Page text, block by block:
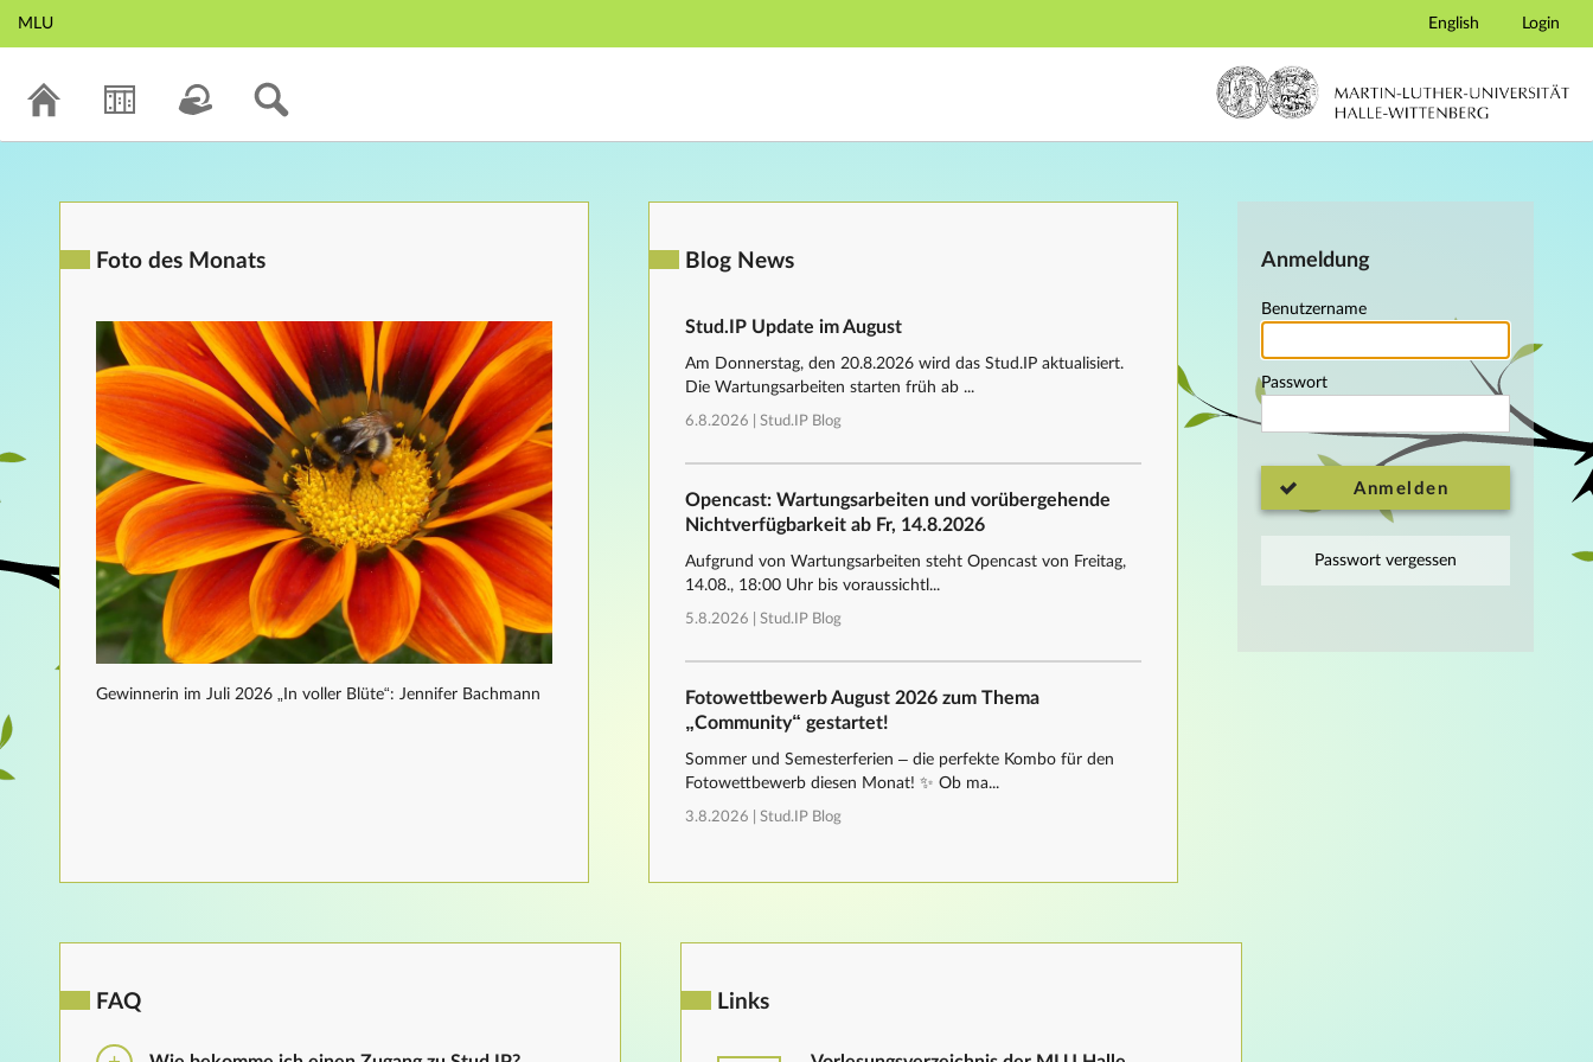
Hauptnavigation
MLU English Login
Anmeldung
Benutzername
Passwort
Anmelden
Passwort vergessen
Foto des Monats
Gewinnerin im Juli 2026 „In voller Blüte“: Jennifer Bachmann
Blog News
Stud.IP Update im August
Am Donnerstag, den 20.8.2026 wird das Stud.IP aktualisiert.
Die Wartungsarbeiten starten früh ab ...
6.8.2026 | Stud.IP Blog
Opencast: Wartungsarbeiten und vorübergehende
Nichtverfügbarkeit ab Fr, 14.8.2026
Aufgrund von Wartungsarbeiten steht Opencast von Freitag,
14.08., 18:00 Uhr bis voraussichtl...
5.8.2026 | Stud.IP Blog
Fotowettbewerb August 2026 zum Thema
„Community“ gestartet!
Sommer und Semesterferien – die perfekte Kombo für den
Fotowettbewerb diesen Monat! ✨ Ob ma...
3.8.2026 | Stud.IP Blog
FAQ Links